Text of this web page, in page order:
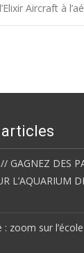
Aircraft à
articles
// GAGNEZ DES
L’AQUARIUM
: zoom sur